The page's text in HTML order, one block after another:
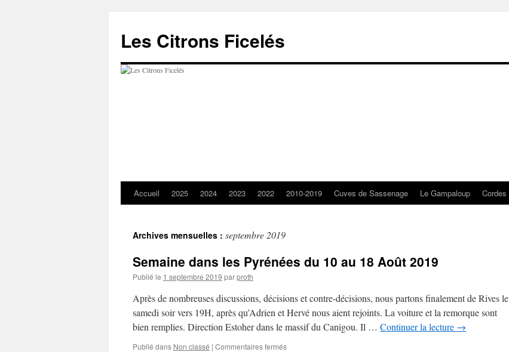
contenu
Les Citrons Ficelés
Accueil 2025 2024 2023 2022 2010-2019 Cuves de Sassenage Le Gampaloup Cordes
Archives mensuelles : septembre 2019
Semaine dans les Pyrénées du 10 au 18 Août 2019
Publié le 1 septembre 2019 parproth
Après de nombreuses discussions, décisions et contre-décisions, nous partons finalement de Rives le
samedi soir vers 19H, après qu’Adrien et Hervé nous aient rejoints. La voiture et la remorque sont
bien remplies. Direction Estoher dans le massif du Canigou. Il … Continuer la lecture →
Publié dans Non classé | Commentaires ferméssur